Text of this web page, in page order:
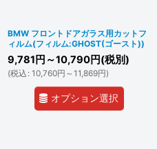
BMW フロントドアガラス用カットフ
ィルム(フィルム:GHOST(ゴースト))
9,781 円 ～10,790円(税別)
(税込 : 10,760円 ～11,869円)
オプション選択